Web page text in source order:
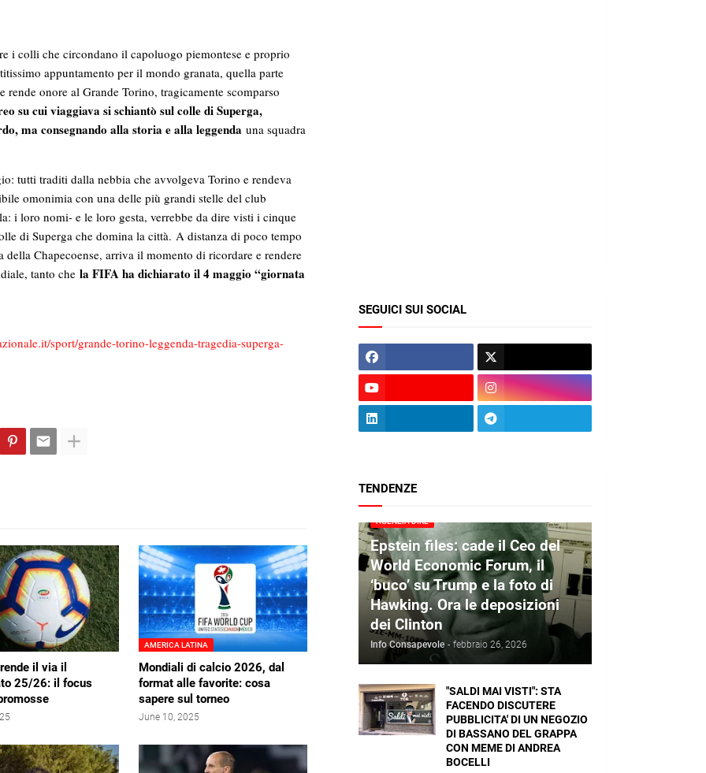
i colli che circondano il capoluogo piemontese e proprio
appuntamento per il mondo granata, quella parte
onore al Grande Torino, tragicamente scomparso
su cui viaggiava si schiantò sul colle di Superga,
ma consegnando alla storia e alla leggenda una squadra
tutti traditi dalla nebbia che avvolgeva Torino e rendeva
omonimia con una delle più grandi stelle del club
i loro nomi- e le loro gesta, verrebbe da dire visti i cinque
di Superga che domina la città. A distanza di poco tempo
Chapecoense, arriva il momento di ricordare e rendere
tanto che la FIFA ha dichiarato il 4 maggio “giornata
sport/grande-torino-leggenda-tragedia-superga-
il via il
25/26: il focus
AMERICA LATINA
Mondiali di calcio 2026, dal
format alle favorite: cosa
sapere sul torneo
June 10, 2025
SEGUICI SUI SOCIAL
TENDENZE
AGENZIA DIRE
Epstein files: cade il Ceo del
World Economic Forum, il
‘buco’ su Trump e la foto di
Hawking. Ora le deposizioni
dei Clinton
Info Consapevole - febbraio 26, 2026
"SALDI MAI VISTI": STA
FACENDO DISCUTERE
PUBBLICITA' DI UN NEGOZIO
DI BASSANO DEL GRAPPA
CON MEME DI ANDREA
BOCELLI